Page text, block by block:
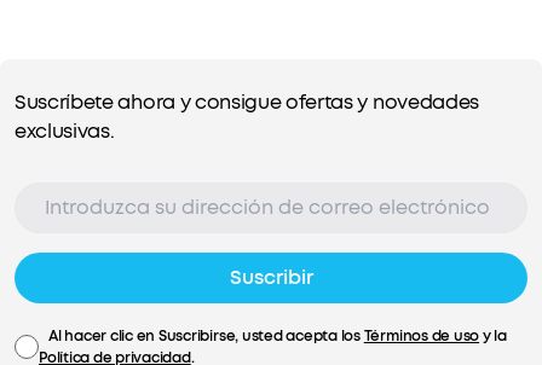
Suscríbete ahora y consigue ofertas y novedades
exclusivas.
Suscribir
Al hacer clic en Suscribirse, usted acepta losTérminos de usoy la
Política de privacidad.